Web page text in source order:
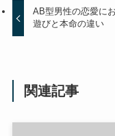
AB型男性の恋愛に
遊びと本命の違い
関連記事